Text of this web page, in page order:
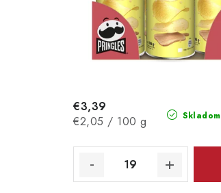
Skladom
€3,39
Jednotková
€2,05 / 100 g